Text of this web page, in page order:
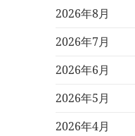
2026年8月
2026年7月
2026年6月
2026年5月
2026年4月